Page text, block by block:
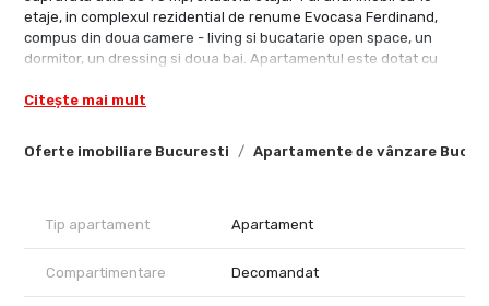
Oferte imobiliare Bucuresti Apartamente de vânzare
etaje, in complexul rezidential de renume Evocasa Ferdinand,
compus din doua camere - living si bucatarie open space, un
dormitor, un dressing si doua bai. Apartamentul este dotat cu
termopan tripan si se vinde nemobilat cu bucatarie utilata.
renovat in anul 2022, optional aveti posibilitatea achizitionarii 2
locuri de parcare in sistem klaus. In imediata apropiere se afla
asteptam la vizionare!!!
Citește mai mult
Tip apartament Apartament
Compartimentare Decomandat